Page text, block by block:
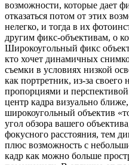
возможности, которые дает
отказаться потом от этих
нелегко, и тогда в их
другим фикс-объективам, о
Широкоугольный фикс
кто хочет динамичных
съемки в условиях низкой
как портретник, из-за
пропорциями и
центр кадра визуально
широкоугольный объектив
угол обзора вашего
фокусного расстояния, тем
плюс возможность с
кадр как можно больше